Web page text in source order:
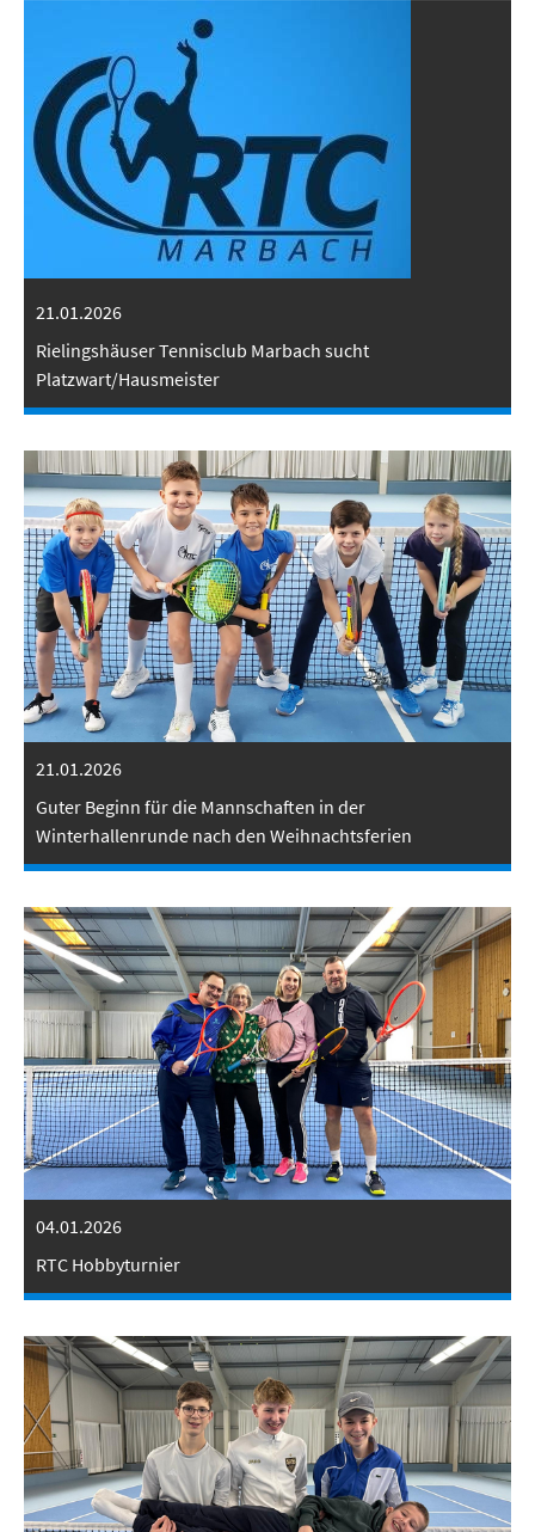
21.01.2026
Rielingshäuser Tennisclub Marbach sucht
Platzwart/Hausmeister
21.01.2026
Guter Beginn für die Mannschaften in der
Winterhallenrunde nach den Weihnachtsferien
04.01.2026
RTC Hobbyturnier